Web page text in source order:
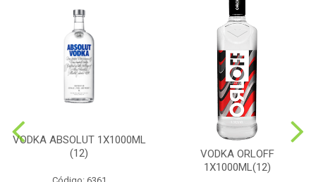
VODKA ABSOLUT 1X1000ML
(12)
VODKA ORLOFF
1X1000ML(12)